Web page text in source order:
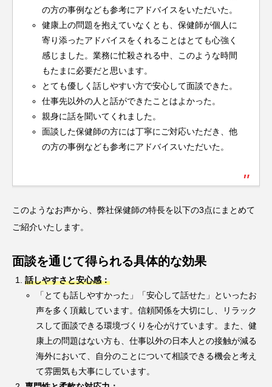
の方の事例なども参考にアドバイスをいただいた。
健康上の問題を抱えていなくとも、保健師が個人に
寄り添ったアドバイスをくれることはとても心強く
感じました。業務に忙殺される中、このような時間
もたまに必要だと思います。
とても優しく話しやすい方で安心して面談できた。
仕事先以外の人と話ができたことはよかった。
親身に話を聞いてくれました。
面談した保健師の方には丁寧にご対応いただき、他
の方の事例なども参考にアドバイスいただいた。
このようなお声から、弊社保健師の特長を以下の3点にまとめて
ご紹介いたします。
面談を通じて得られる具体的な効果
話しやすさと安心感：
「とても話しやすかった」「安心して話せた」といったお
声を多く頂戴しています。信頼関係を大切にし、リラック
スして面談できる環境づくりを心がけています。また、健
康上の問題はない方も、仕事以外の日本人との接触が減る
海外において、自分のことについて相談できる機会と考え
て雰囲気も大事にしています。